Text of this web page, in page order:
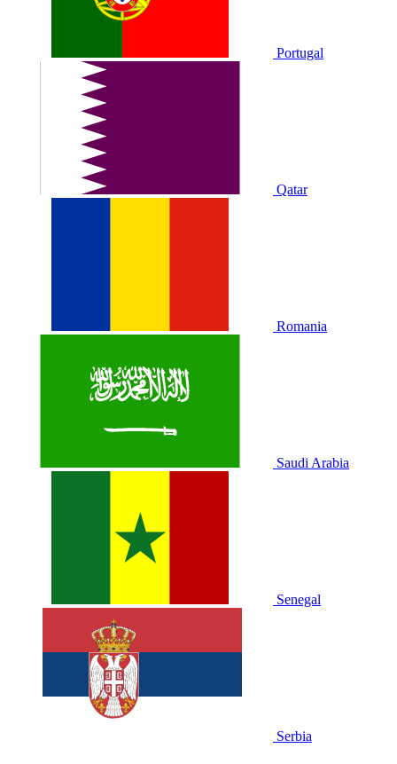
Portugal
Qatar
Romania
Saudi Arabia
Senegal
Serbia